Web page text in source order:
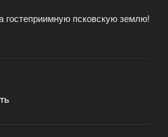
гостеприимную псковскую землю!